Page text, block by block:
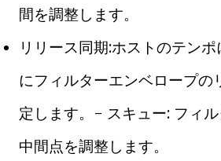
間を調整します。
リリース同期:ホストのテンポ
にフィルターエンベロープの
定します。- スキュー: フィ
中間点を調整します。